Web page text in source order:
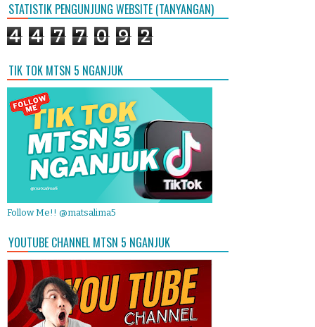
STATISTIK PENGUNJUNG WEBSITE (TANYANGAN)
4 4 7 7 0 9 2
TIK TOK MTSN 5 NGANJUK
Follow Me!! @matsalima5
YOUTUBE CHANNEL MTSN 5 NGANJUK